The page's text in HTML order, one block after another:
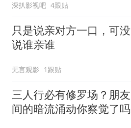
深扒影视吧 4跟贴
只是说亲对方一口，可没
说谁亲谁
无言观影 1跟贴
三人行必有修罗场？朋友
间的暗流涌动你察觉了吗